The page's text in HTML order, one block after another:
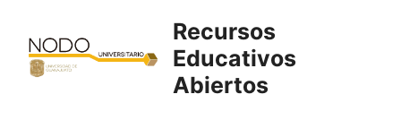
contenido
Recursos
Educativos
Abiertos